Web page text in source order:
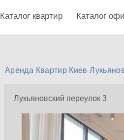
Каталог квартир Каталог
Аренда Квартир Киев
Лукьяновский переулок 3